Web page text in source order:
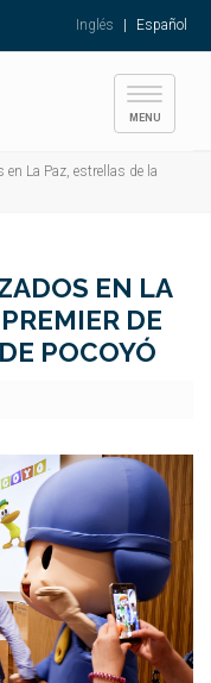
Inglés Español
Toggle
MENU
La Paz, estrellas de la
EN LA
DE
POCOYÓ